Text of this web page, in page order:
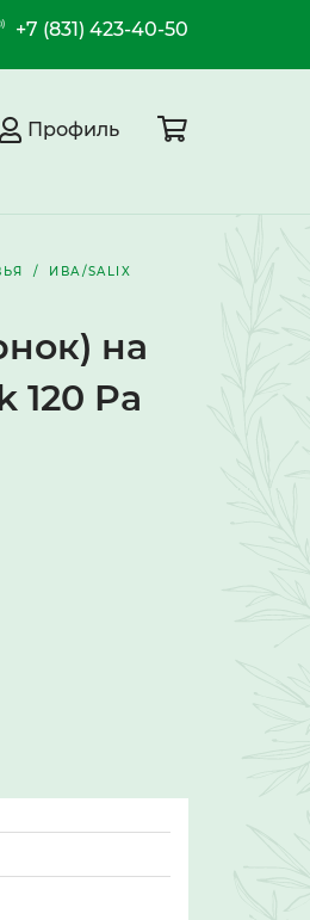
+7 (831) 423-40-50
Профиль
ИВА/SALIX
на
Pa